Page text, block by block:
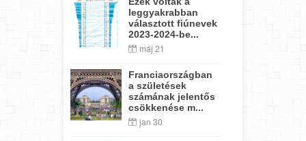
leggyakrabban
választott fiúnevek
2023-2024-be...
máj 21
Franciaországban
a születések
számának jelentős
csökkenése m...
jan 30